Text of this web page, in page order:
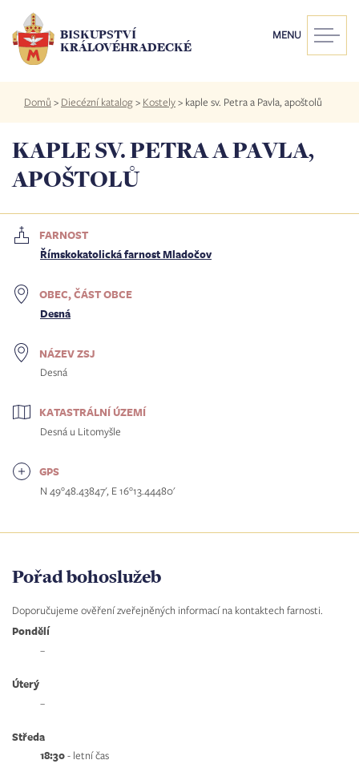
hlavnímu
obsahu
BISKUPSTVÍ
KRÁLOVÉHRADECKÉ
MENU
Drobečková
navigace
Domů > Diecézní katalog> Kostely> kaple sv. Petra a Pavla, apoštolů
KAPLE SV. PETRA A PAVLA,
APOŠTOLŮ
FARNOST
Římskokatolická farnost Mladočov
OBEC, ČÁST OBCE
Desná
NÁZEV ZSJ
Desná
KATASTRÁLNÍ ÚZEMÍ
Desná u Litomyšle
GPS
N 49°48.43847', E 16°13.44480'
Pořad bohoslužeb
Doporučujeme ověření zveřejněných informací na kontaktech farnosti.
Pondělí
–
Úterý
–
Středa
18:30- letní čas